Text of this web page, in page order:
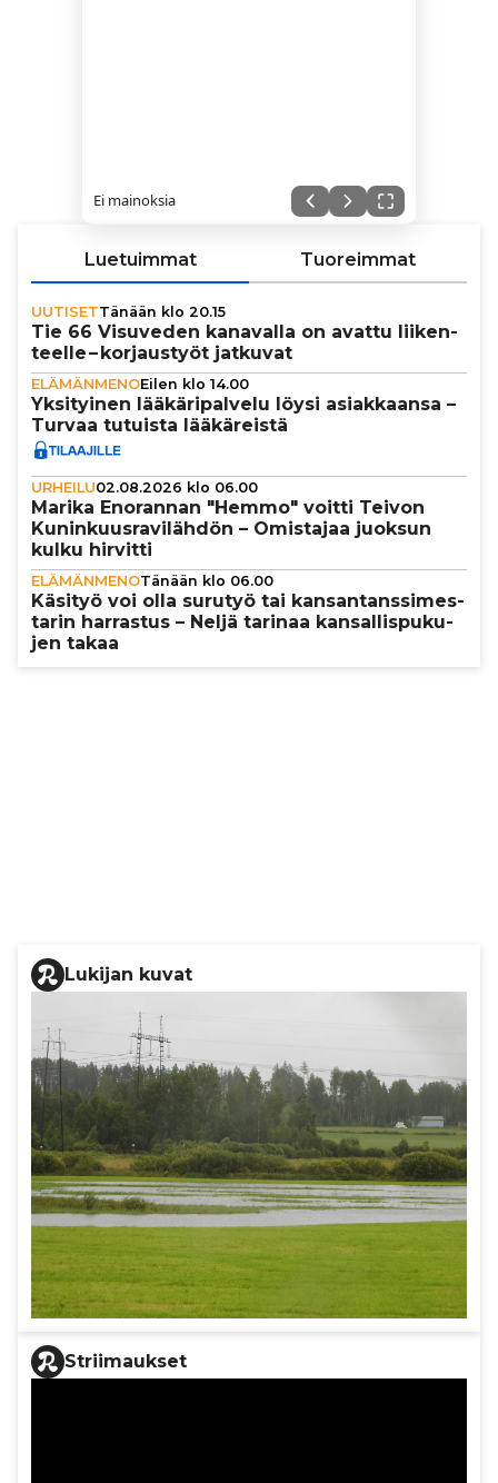
Ei mainoksia
Luetuimmat Tuoreimmat
UUTISETTänään klo 20.15
Tie 66 Visuveden kanavalla on avattu lii­ken­
teelle – kor­jaus­työt jatkuvat
ELÄMÄNMENOEilen klo 14.00
Yksi­tyi­nen lää­kä­ri­pal­velu löysi asi­ak­kaansa –
Turvaa tutuista lää­kä­reistä
URHEILU02.08.2026 klo 06.00
Marika Enorannan "Hemmo" voitti Teivon
Kunin­kuus­ra­vi­läh­dön – Omistajaa juoksun
kulku hirvitti
ELÄMÄNMENOTänään klo 06.00
Käsityö voi olla surutyö tai kan­san­tans­si­mes­
ta­rin harrastus – Neljä tarinaa kan­sal­lis­pu­ku­
jen takaa
Lukijan kuvat
Striimaukset